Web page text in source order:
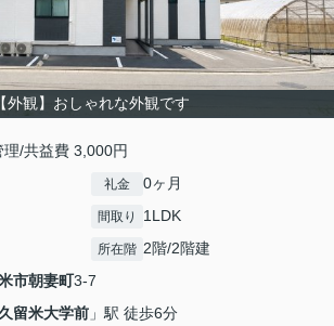
【外観】おしゃれな外観です
/共益費 3,000円
礼金 0ヶ月
間取り 1LDK
所在階 2階/2階建
市朝妻町3-7
留米大学前 」駅 徒歩6分